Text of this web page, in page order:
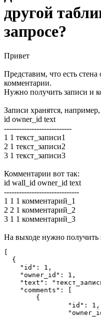
другой
запросе?
Привет
Представим, что есть
комментарии.
Нужно получить записи и
Записи хранятся, например,
id owner_id text
---------------------------
1 1 текст_записи1
2 1 текст_записи2
3 1 текст_записи3
Комментарии вот так:
id wall_id owner_id text
------------------------------
1 1 1 комментарий_1
2 2 1 комментарий_2
3 1 1 комментарий_3
На выходе нужно получить
  {
    "id": 1,
    "owner_id": 1,
"text":
    "comments": [